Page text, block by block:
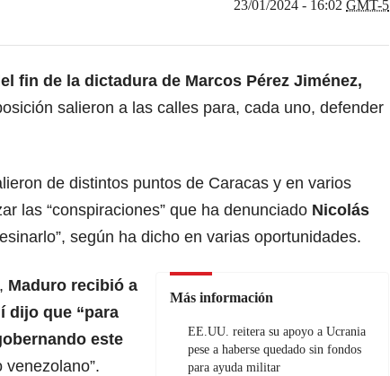
23/01/2024 - 16:02 GMT-5
fin de la dictadura de Marcos Pérez Jiménez,
salieron a las calles para, cada uno, defender
de distintos puntos de Caracas y en varios
las “conspiraciones” que ha denunciado Nicolás
según ha dicho en varias oportunidades.
Más información
EE.UU. reitera su apoyo a Ucrania
pese a haberse quedado sin fondos
para ayuda militar
Maduro recibió a
dijo que “para
este